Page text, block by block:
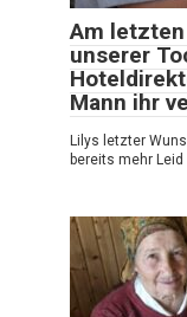
Am
unserer
Mann ihr
Lilys letzter
bereits mehr